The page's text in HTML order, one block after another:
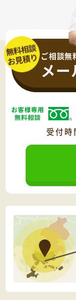
ご相談無
メ
受付